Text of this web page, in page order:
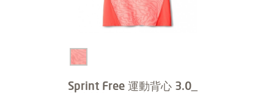
Sprint Free 運動背心 3.0_